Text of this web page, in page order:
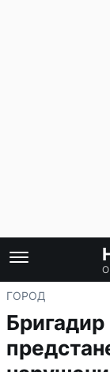
ГОРОД